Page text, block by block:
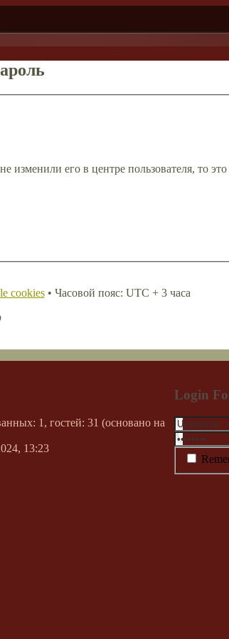
его в центре пользователя, то
cookies• Часовой пояс: UTC + 3 часа
1, гостей: 31 (основано на
13:23
Login